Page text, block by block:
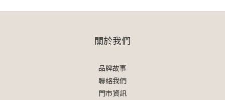
關於我們
品牌故事
聯絡我們
門市資訊